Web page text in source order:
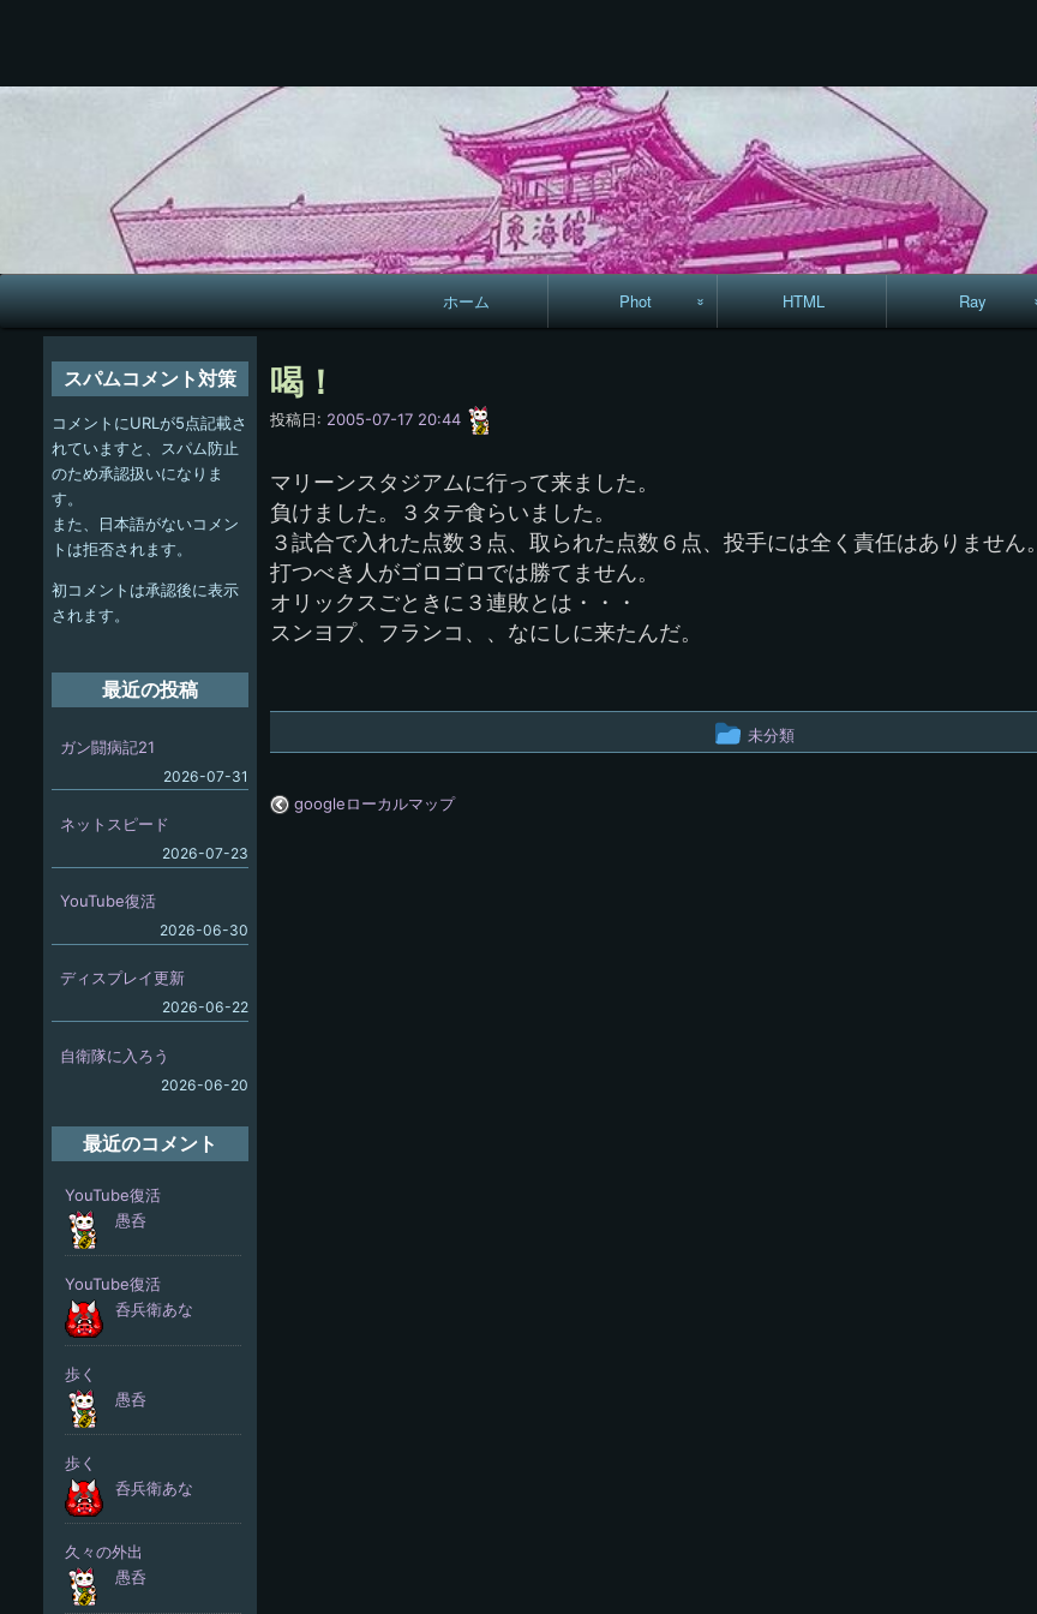
ン
ス
キ
ッ
プ
メ
イ
ホーム Phot
手拭いの旅
HTML Ray
喝！
投稿日: 2005-07-17 20:44
マリーンスタジアムに行って来ました。
負けました。３タテ食らいました。
３試合で入れた点数３点、取られた点数６点、投手には全く責任はありません。
打つべき人がゴロゴロでは勝てません。
オリックスごときに３連敗とは・・・
スンヨプ、フランコ、、なにしに来たんだ。
投
未分類
googleローカルマップ
スパムコメント対策
コメントにURLが5点記載さ
れていますと、スパム防止
のため承認扱いになりま
す。
また、日本語がないコメン
トは拒否されます。
初コメントは承認後に表示
されます。
最近の投稿
ガン闘病記21
2026-07-31
ネットスピード
2026-07-23
YouTube復活
2026-06-30
ディスプレイ更新
2026-06-22
自衛隊に入ろう
2026-06-20
最近のコメント